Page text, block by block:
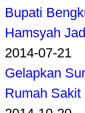
Bupati
Hamsyah
2014-07-21
Gelapkan
Rumah